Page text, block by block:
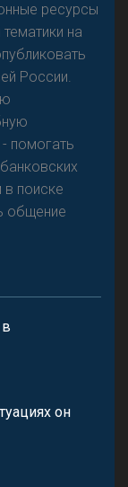
не
ресурсы
на
России.
помогать
в поиске
общение
он